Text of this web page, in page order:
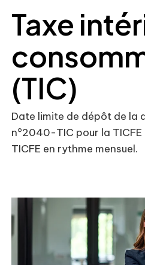
Taxe
(TIC)
Date limite de dépôt de la
n°2040-TIC pour la
TICFE en rythme mensuel.